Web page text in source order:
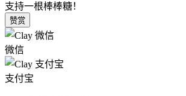
支持一根棒棒糖！
赞赏
微信
支付宝